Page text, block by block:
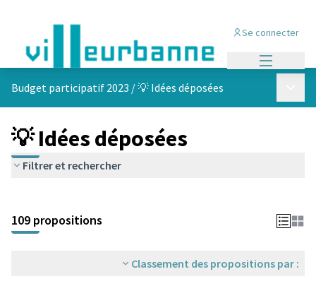
Se connecter
Budget participatif 2023 /💡 Idées déposées
💡 Idées déposées
Filtrer et rechercher
+
−
109 propositions
Classement des propositions par :